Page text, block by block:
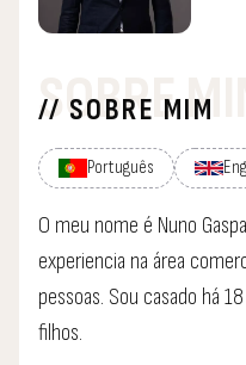
// SOBRE MIM
SOBRE MIM
Português
O meu nome é Nuno
experiencia na área
pessoas. Sou casado há
filhos.